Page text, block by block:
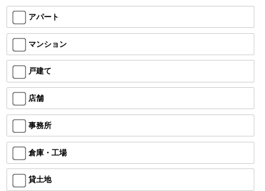
アパート
マンション
戸建て
店舗
事務所
倉庫・工場
貸土地